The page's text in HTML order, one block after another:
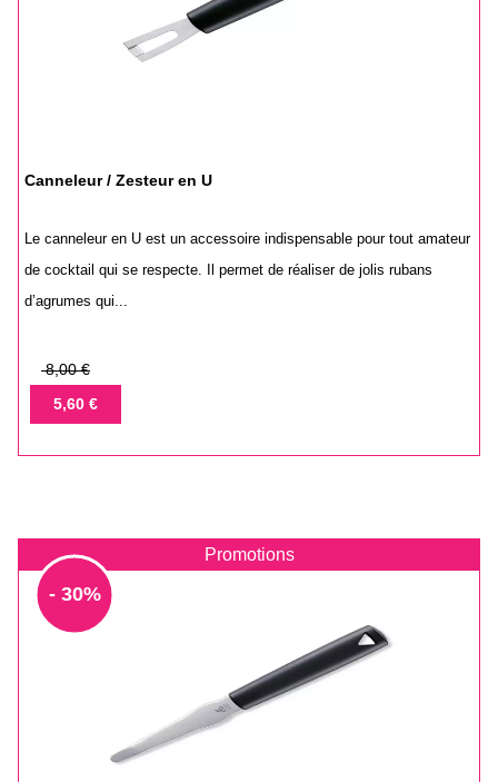
Canneleur / Zesteur en U
Le canneleur en U est un accessoire indispensable pour tout amateur
de cocktail qui se respecte. Il permet de réaliser de jolis rubans
d’agrumes qui...
Prix
base
8,00 €
Prix5,60 €
Promotions
- 30%